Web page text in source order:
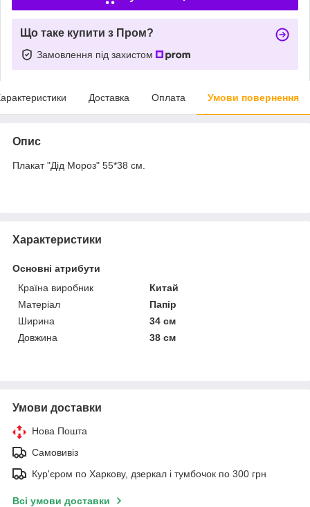
Що таке купити з Пром?
Замовлення під захистом
Доставка Оплата Умови повернення
Опис
Плакат "Дід Мороз" 55*38 см.
Характеристики
Основні атрибути
Країна виробник
Китай
Матеріал
Папір
Ширина
34 см
Довжина
38 см
Умови доставки
Нова Пошта
Самовивіз
Кур'єром по Харкову, дзеркал і тумбочок по 300 грн
Всі умови доставки